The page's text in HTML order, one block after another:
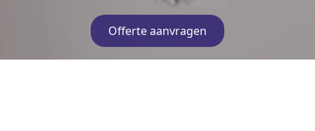
Offerte aanvragen